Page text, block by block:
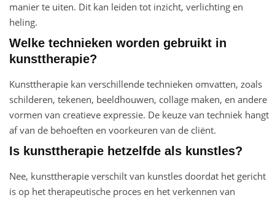
manier te uiten. Dit kan leiden tot inzicht, verlichting en
heling.
Welke technieken worden gebruikt in
kunsttherapie?
Kunsttherapie kan verschillende technieken omvatten, zoals
schilderen, tekenen, beeldhouwen, collage maken, en andere
vormen van creatieve expressie. De keuze van techniek hangt
af van de behoeften en voorkeuren van de cliënt.
Is kunsttherapie hetzelfde als kunstles?
Nee, kunsttherapie verschilt van kunstles doordat het gericht
is op het therapeutische proces en het verkennen van